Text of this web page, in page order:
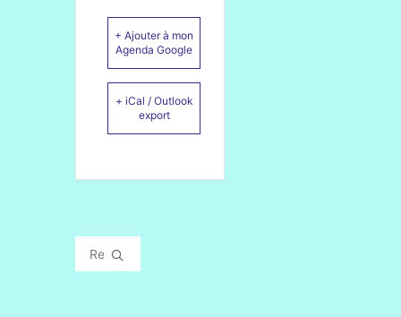
+ Ajouter à mon
Agenda Google
+ iCal / Outlook
export